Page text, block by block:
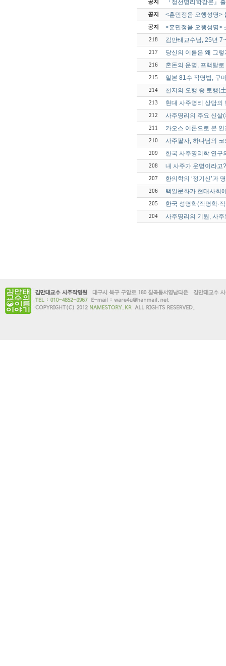
공지 『정선명리학강론』
공지 <훈민정음 오행성명>
공지 <훈민정음 오행성명>
218 김만태교수님, 25년
217 당신의 이름은 왜 그
216 혼돈의 운명, 프랙탈
215 일본 81수 작명법, 구
214 천지의 오행 중 토행(
213 현대 사주명리 상담의
212 사주명리의 주요 신살
211 카오스 이론으로 본
210 사주팔자, 하나님의
209 한국 사주명리학 연구
208 내 사주가 운명이라고
207 한의학의 ‘정기신’과
206 택일문화가 현대사회
205 한국 성명학(작명학·
204 사주명리의 기원, 사